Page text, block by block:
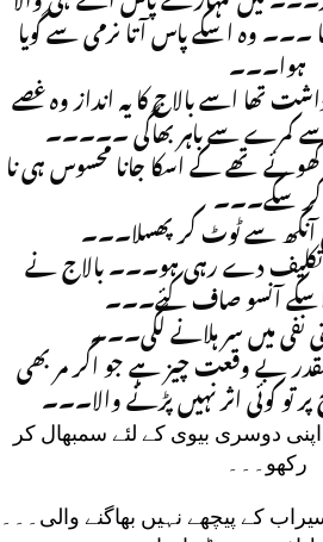
۔۔۔ وہ اسکے پاس آتا نرمی سے گویا
ہوا۔۔۔
اسے بالاج کا یہ انداز وہ غصے
کمرے سے باہر بھاگی ۔۔۔۔۔
تھے کے اسکا جانا محسوس ہی نا
کر سکے۔۔۔
آنکھ سے ٹوٹ کر پھسلا۔۔۔
تکلیف دے رہی ہو۔۔۔ بالاج نے
آنسو صاف کئے۔۔۔
نفی میں سر ہلانے لگی۔۔۔
بے وقعت چیز ہے جو اگر مر بھی
پر تو کوئی اثر نہیں پڑنے والا۔۔۔
دوسری بیوی کے لئے سمبھال کر
رکھو۔۔۔
کے پیچھے نہیں بھاگنے والی۔۔۔